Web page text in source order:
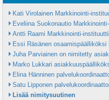
Kati Virolainen Markkinointi-
Eveliina Suokonautio
Antti Raami Markkinointi-
Essi Räsänen
Juha Parviainen on nimitetty
Marko Lukkari
Elina Hänninen
Satu Lipponen
Lisää nimitysuutinen